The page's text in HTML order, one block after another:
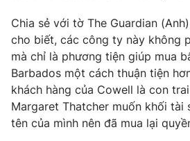
Chất lượng cuộc sống
Tuyển sinh
Học trực tuyến
Công nghệ
Hitech Công nghệ tương lai
Sản phẩm
Thị trường
Giao lưu trực tuyến
Lịch phát sóng
Chia sẻ với tờ The Guardian
cho biết, các công ty này không
mà chỉ là phương tiện giúp mua
Barbados một cách thuận tiện
khách hàng của Cowell là con
Margaret Thatcher muốn khối tài
tên của mình nên đã mua lại